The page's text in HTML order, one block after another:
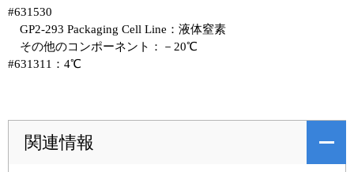
#631530
GP2-293 Packaging Cell Line：液体窒素
その他のコンポーネント：－20℃
#631311：4℃
関連情報